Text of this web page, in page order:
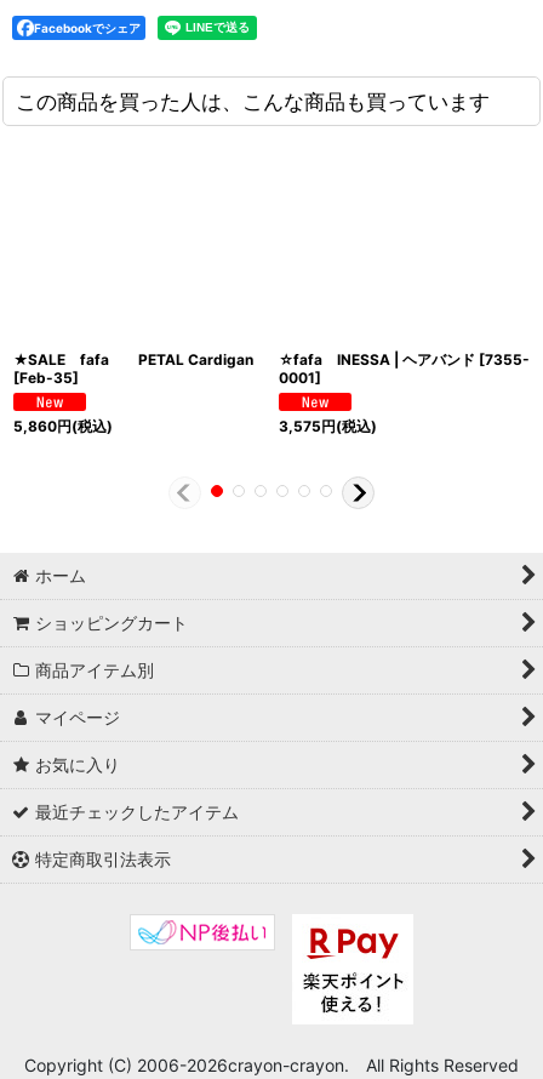
Facebookでシェア
この商品を買った人は、こんな商品も買っています
★SALE fafa PETAL Cardigan
[Feb-35]
5,860円(税込)
☆fafa INESSA | ヘアバンド [7355-
0001]
3,575円(税込)
ホーム
ショッピングカート
商品アイテム別
マイページ
お気に入り
最近チェックしたアイテム
特定商取引法表示
Copyright (C) 2006-2026crayon-crayon. All Rights Reserved